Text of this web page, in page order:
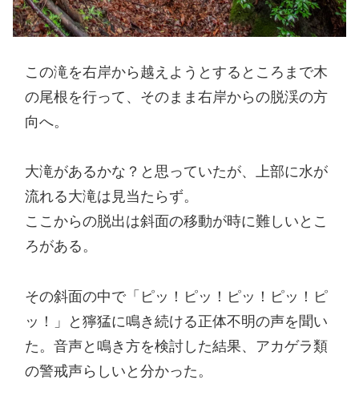
この滝を右岸から越えようとするところまで木
の尾根を行って、そのまま右岸からの脱渓の方
向へ。
大滝があるかな？と思っていたが、上部に水が
流れる大滝は見当たらず。
ここからの脱出は斜面の移動が時に難しいとこ
ろがある。
その斜面の中で「ピッ！ピッ！ピッ！ピッ！ピ
ッ！」と獰猛に鳴き続ける正体不明の声を聞い
た。音声と鳴き方を検討した結果、アカゲラ類
の警戒声らしいと分かった。